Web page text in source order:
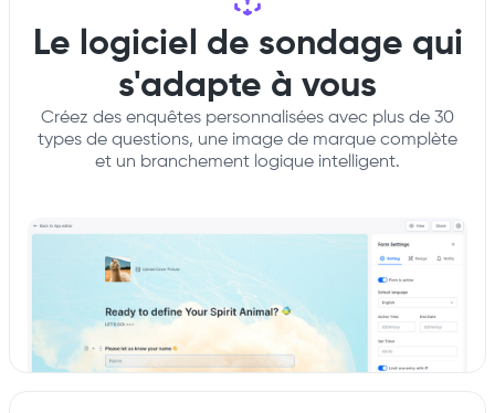
Le logiciel de sondage qui
s'adapte à vous
Créez des enquêtes personnalisées avec plus de 30
types de questions, une image de marque complète
et un branchement logique intelligent.